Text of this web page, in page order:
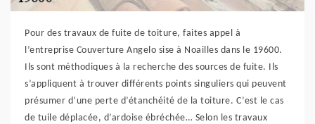
Pour des travaux de fuite de toiture, faites appel à
l’entreprise Couverture Angelo sise à Noailles dans le 19600.
Ils sont méthodiques à la recherche des sources de fuite. Ils
s’appliquent à trouver différents points singuliers qui peuvent
présumer d’une perte d’étanchéité de la toiture. C’est le cas
de tuile déplacée, d’ardoise ébréchée… Selon les travaux